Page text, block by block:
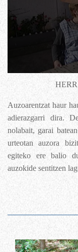
Auzoarentzat haur
adierazgarri dira.
nolabait, garai
urteotan auzora
egiteko ere balio
auzokide sentitzen